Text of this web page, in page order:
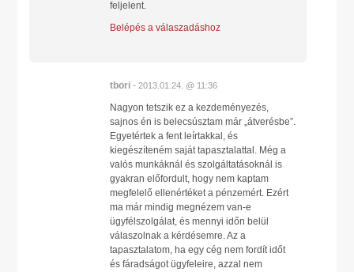
feljelent.
Belépés a válaszadáshoz
tbori -2013.01.24. @ 11:36
Nagyon tetszik ez a kezdeményezés,
sajnos én is belecsúsztam már „átverésbe”.
Egyetértek a fent leírtakkal, és
kiegészíteném saját tapasztalattal. Még a
valós munkáknál és szolgáltatásoknál is
gyakran előfordult, hogy nem kaptam
megfelelő ellenértéket a pénzemért. Ezért
ma már mindig megnézem van-e
ügyfélszolgálat, és mennyi időn belül
válaszolnak a kérdésemre. Az a
tapasztalatom, ha egy cég nem fordít időt
és fáradságot ügyfeleire, azzal nem